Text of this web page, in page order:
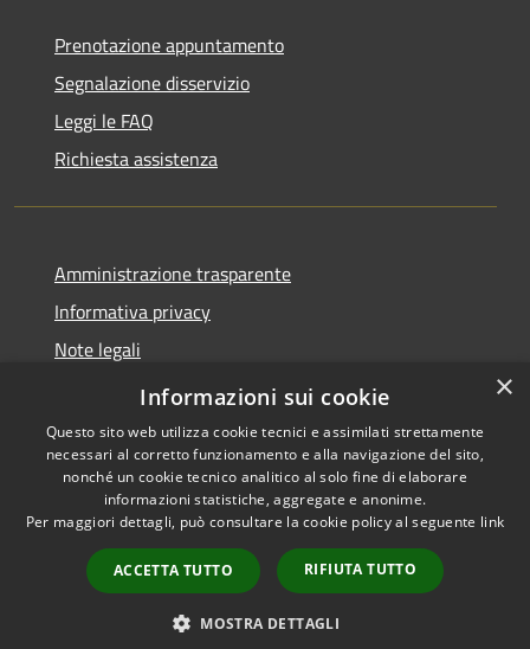
Prenotazione appuntamento
Segnalazione disservizio
Leggi le FAQ
Richiesta assistenza
Amministrazione trasparente
Informativa privacy
Note legali
Dichiarazione di accessibilità
Accessibilità
Copyright © 2026 • Comune di
Forano • Powered by
Municipium•
Accesso
redazione
×
Informazioni sui cookie
Questo sito web utilizza cookie tecnici e assimilati strettamente
necessari al corretto funzionamento e alla navigazione del sito,
nonché un cookie tecnico analitico al solo fine di elaborare
informazioni statistiche, aggregate e anonime.
Per maggiori dettagli, può consultare la cookie policy al seguente link
ACCETTA TUTTO RIFIUTA TUTTO
MOSTRA DETTAGLI